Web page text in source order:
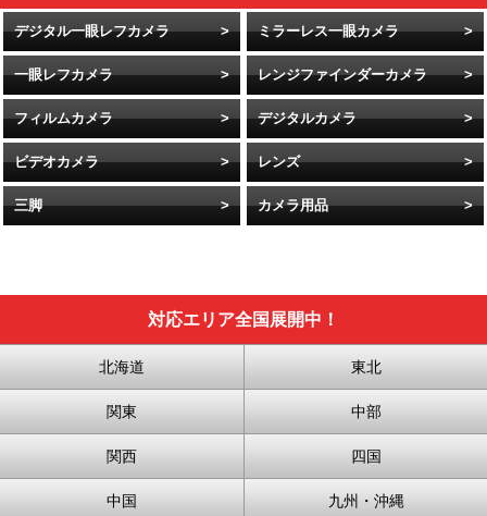
デジタル一眼レフカメラ ミラーレス一眼カメラ
一眼レフカメラ レンジファインダーカメラ
フィルムカメラ デジタルカメラ
ビデオカメラ レンズ
三脚 カメラ用品
対応エリア全国展開中！
北海道 東北
関東 中部
関西 四国
中国 九州・沖縄